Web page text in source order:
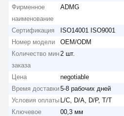
Фирменное
наименование
ADMG
Сертификация
ISO14001 ISO9001
Номер модели
OEM/ODM
Количество мин
заказа
2 шт.
Цена
negotiable
Время доставки5-8 рабочих дней
Условия оплаты L/C, D/A, D/P, T/T
Ключевое
00,3 мм